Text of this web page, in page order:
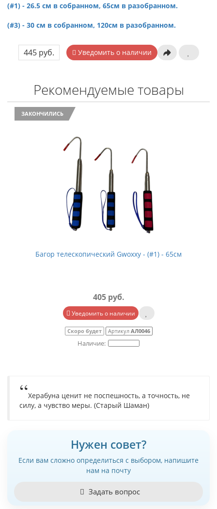
(#1) - 26.5 см в собранном, 65см в разобранном.
(#3) - 30 см в собранном, 120см в разобранном.
445 руб. Уведомить о наличии
Рекомендуемые товары
ЗАКОНЧИЛИСЬ
Багор телескопический Gwoxxy - (#1) - 65см
405 руб.
Уведомить о наличии
Скоро будет Артикул АЛ0046
Херабуна ценит не поспешность, а точность, не
силу, а чувство меры. (Старый Шаман)
Нужен совет?
Если вам сложно определиться с выбором, напишите
нам на почту
Задать вопрос